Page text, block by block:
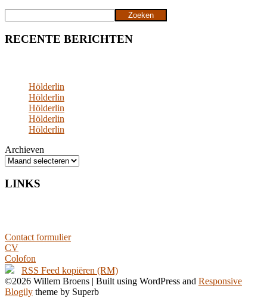
Zoeken
RECENTE BERICHTEN
Hölderlin
Hölderlin
Hölderlin
Hölderlin
Hölderlin
Archieven
LINKS
Contact formulier
CV
Colofon
RSS Feed kopiëren (RM)
©2026 Willem Broens | Built using WordPress and Responsive
Blogily theme by Superb